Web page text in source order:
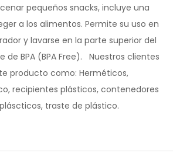
pequeños snacks, incluye una
a los alimentos. Permite su uso en
y lavarse en la parte superior del
de BPA (BPA Free). Nuestros clientes
producto como: Herméticos,
recipientes plásticos, contenedores
traste de plástico.